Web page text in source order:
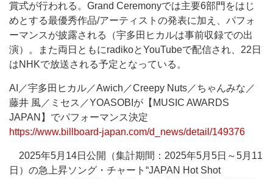
賞式が行われる。Grand Ceremonyでは主要6部門をはじ
めとする最優秀作品/アーティストの発表に加え、パフォ
ーマンスが披露される（宇多田ヒカルは事前収録での出
演）。また両日ともにradikoとYouTubeで配信され、22日
はNHKで放送される予定となっている。
AI／宇多田ヒカル／Awich／Creepy Nuts／ちゃんみな／
藤井 風／ミセス／YOASOBIが【MUSIC AWARDS
JAPAN】でパフォーマンス決定
https://www.billboard-japan.com/d_news/detail/149376
2025年5月14日公開（集計期間：2025年5月5日～5月11
日）の急上昇ソング・チャート“JAPAN Hot Shot